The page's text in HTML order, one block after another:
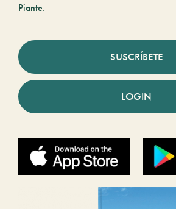
Piante.
SUSCRÍBETE
LOGIN